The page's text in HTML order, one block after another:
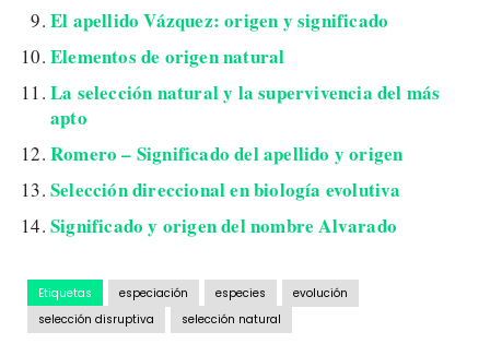
El apellido Vázquez: origen y significado
Elementos de origen natural
La selección natural y la supervivencia del más
apto
Romero – Significado del apellido y origen
Selección direccional en biología evolutiva
Significado y origen del nombre Alvarado
Etiquetas especiación especies
evolución
selección disruptiva
selección natural